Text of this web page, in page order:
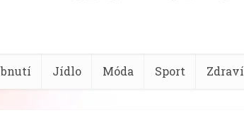
Jídlo Móda Sport Zdraví